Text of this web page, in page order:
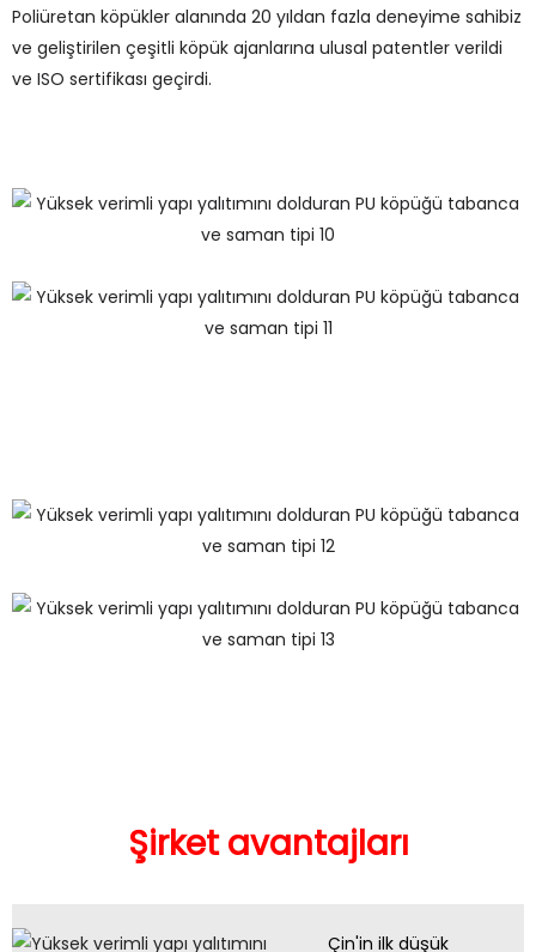
Poliüretan köpükler alanında 20 yıldan fazla deneyime sahibiz
ve geliştirilen çeşitli köpük ajanlarına ulusal patentler verildi
ve ISO sertifikası geçirdi.
Şirket avantajları
Çin'in ilk düşük